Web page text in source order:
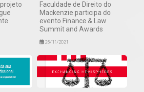
Faculdade de Direito do
Mackenzie participa do
evento Finance & Law
Summit and Awards
25/11/2021